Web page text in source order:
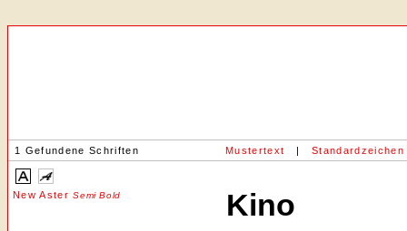
1 Gefundene Schriften Mustertext | Standardzeichen
New AsterSemi Bold Kino